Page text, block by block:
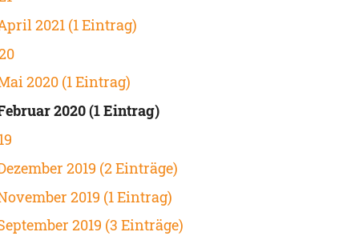
2021 (1 Eintrag)
2020 (1 Eintrag)
2020 (1 Eintrag)
2019 (2 Einträge)
2019 (1 Eintrag)
2019 (3 Einträge)